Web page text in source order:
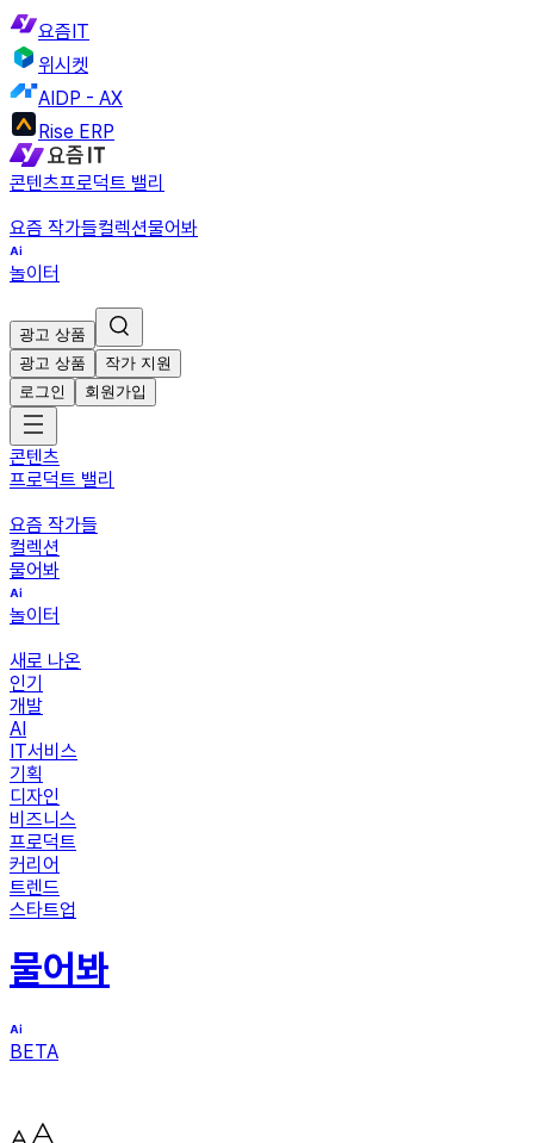
요즘IT
위시켓
AIDP - AX
Rise ERP
콘텐츠프로덕트 밸리
요즘 작가들컬렉션물어봐
놀이터
광고 상품
광고 상품
작가 지원
로그인
회원가입
콘텐츠
프로덕트 밸리
요즘 작가들
컬렉션
물어봐
놀이터
새로 나온
인기
개발
AI
IT서비스
기획
디자인
비즈니스
프로덕트
커리어
트렌드
스타트업
물어봐
BETA